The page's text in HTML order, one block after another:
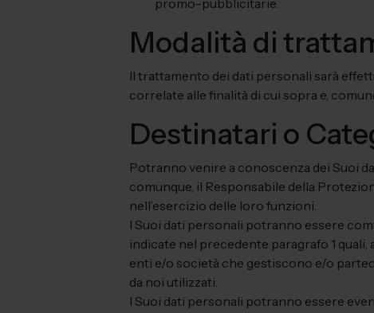
promo-pubblicitarie.
Modalità di
Il trattamento dei dati personali sarà
correlate alle finalità di cui sopra e,
Destinatari o
Potranno venire a conoscenza dei Suoi
comunque, il Responsabile della
nell’esercizio delle loro funzioni.
I Suoi dati personali potranno essere
indicate nel precedente paragrafo 1
enti e/o società che gestiscono e/o
da noi utilizzati.
I Suoi dati personali potranno essere